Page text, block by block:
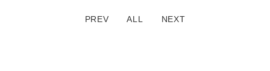
PREV ALL NEXT